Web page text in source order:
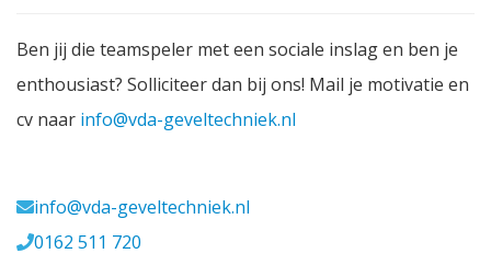
Login
Vacatures
Ben jij die teamspeler met een sociale inslag en ben je
enthousiast? Solliciteer dan bij ons! Mail je motivatie en
cv naar info@vda-geveltechniek.nl
info@vda-geveltechniek.nl
0162 511 720